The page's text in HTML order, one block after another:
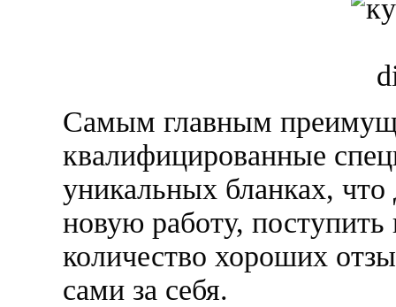
Самым главным
квалифицированные
уникальных бланках,
новую работу,
количество хороших
сами за себя.